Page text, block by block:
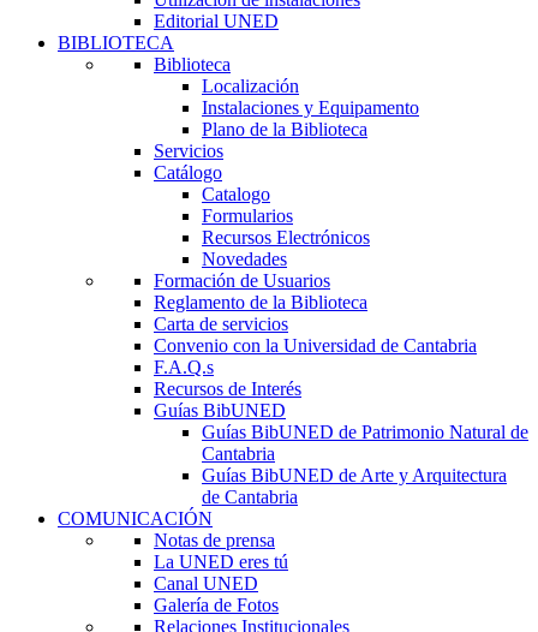
Editorial UNED
BIBLIOTECA
Biblioteca
Localización
Instalaciones y Equipamento
Plano de la Biblioteca
Servicios
Catálogo
Catalogo
Formularios
Recursos Electrónicos
Novedades
Formación de Usuarios
Reglamento de la Biblioteca
Carta de servicios
Convenio con la Universidad de Cantabria
F.A.Q.s
Recursos de Interés
Guías BibUNED
Guías BibUNED de Patrimonio Natural de
Cantabria
Guías BibUNED de Arte y Arquitectura
de Cantabria
COMUNICACIÓN
Notas de prensa
La UNED eres tú
Canal UNED
Galería de Fotos
Relaciones Institucionales